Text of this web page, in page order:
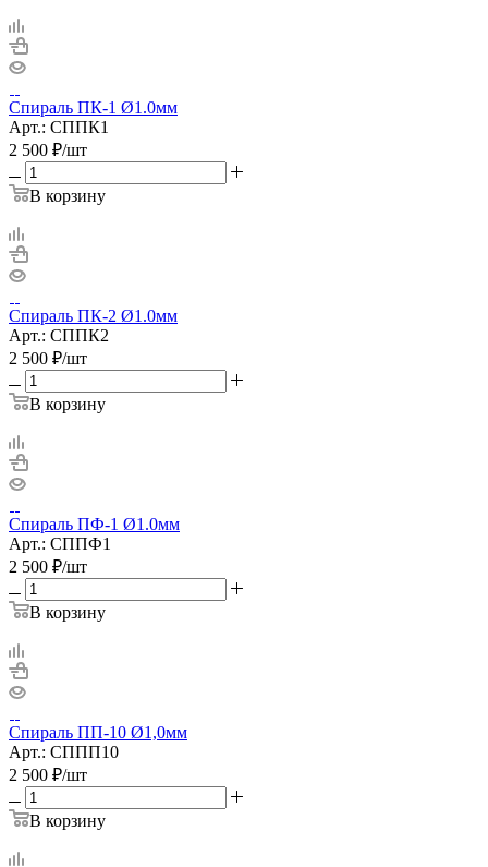
Спираль ПК-1 Ø1.0мм
Арт.: СППК1
2 500 ₽/шт
В корзину
Спираль ПК-2 Ø1.0мм
Арт.: СППК2
2 500 ₽/шт
В корзину
Спираль ПФ-1 Ø1.0мм
Арт.: СППФ1
2 500 ₽/шт
В корзину
Спираль ПП-10 Ø1,0мм
Арт.: СППП10
2 500 ₽/шт
В корзину